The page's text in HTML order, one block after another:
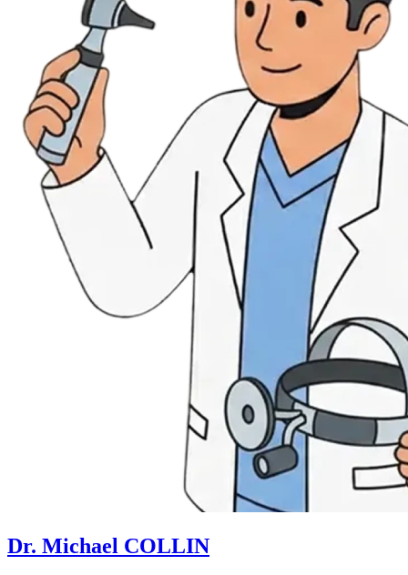
Dr. Michael COLLIN